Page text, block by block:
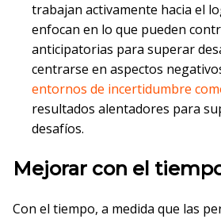
trabajan activamente hacia el
enfocan en lo que pueden
anticipatorias para superar
centrarse en aspectos
entornos de incertidumbre
resultados alentadores para
desafíos.
Mejorar con el
Con el tiempo, a medida que las